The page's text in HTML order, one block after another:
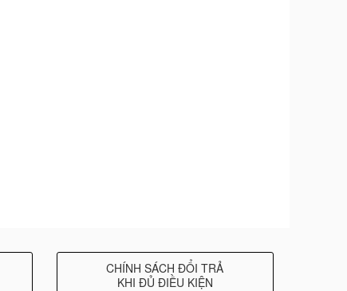
CHÍNH SÁCH ĐỔI TRẢ
KHI ĐỦ ĐIỀU KIỆN